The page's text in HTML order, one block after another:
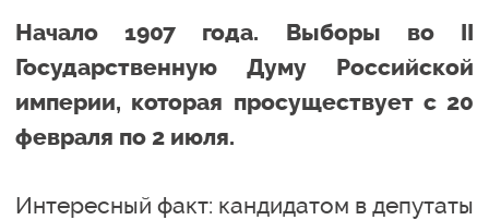
Начало 1907 года. Выборы во II
Государственную Думу Российской
империи, которая просуществует с 20
февраля по 2 июля.
Интересный факт: кандидатом в депутаты